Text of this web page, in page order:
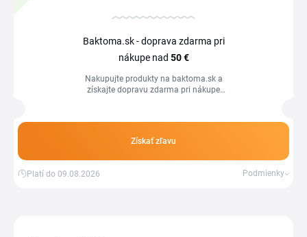
Baktoma.sk - doprava zdarma pri
nákupe nad 50 €
Nakupujte produkty na baktoma.sk a
získajte dopravu zdarma pri nákupe
Získať zľavu
Platí do 09.08.2026 Podmienky